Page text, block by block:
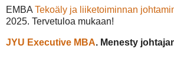
EMBA Tekoäly ja liiketoiminnan
2025. Tervetuloa mukaan!
JYU Executive MBA. Menesty